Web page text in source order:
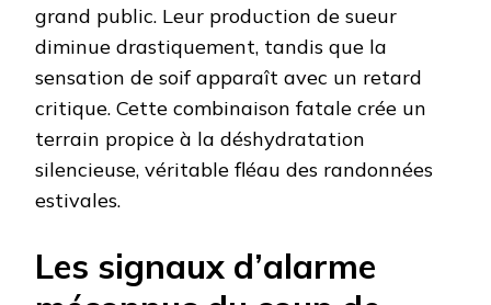
grand public. Leur production de sueur
diminue drastiquement, tandis que la
sensation de soif apparaît avec un retard
critique. Cette combinaison fatale crée un
terrain propice à la déshydratation
silencieuse, véritable fléau des randonnées
estivales.
Les signaux d’alarme